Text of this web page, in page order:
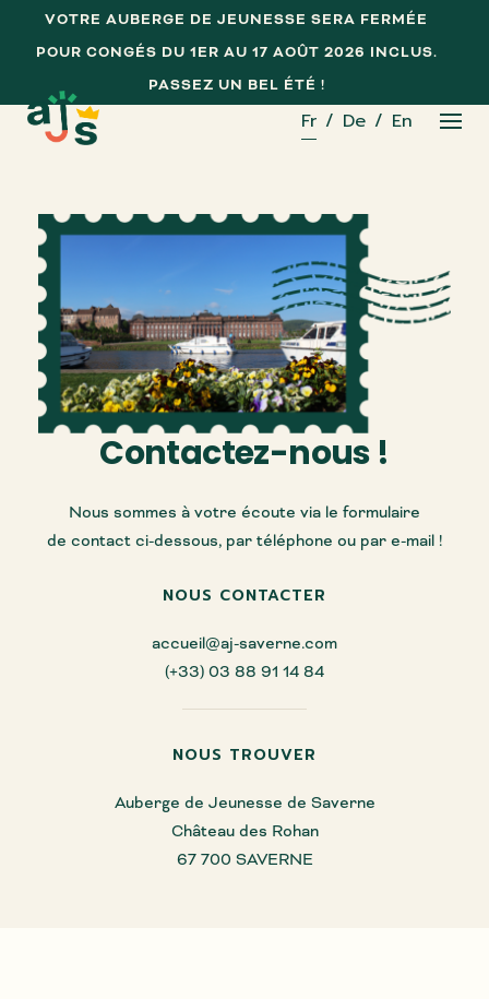
VOTRE AUBERGE DE JEUNESSE SERA FERMÉE
POUR CONGÉS DU 1ER AU 17 AOÛT 2026 INCLUS.
PASSEZ UN BEL ÉTÉ !
Fr De En
Contactez-nous !
Nous sommes à votre écoute via le formulaire
de contact ci-dessous, par téléphone ou par e-mail !
NOUS CONTACTER
accueil@aj-saverne.com
(+33) 03 88 91 14 84
NOUS TROUVER
Auberge de Jeunesse de Saverne
Château des Rohan
67 700 SAVERNE